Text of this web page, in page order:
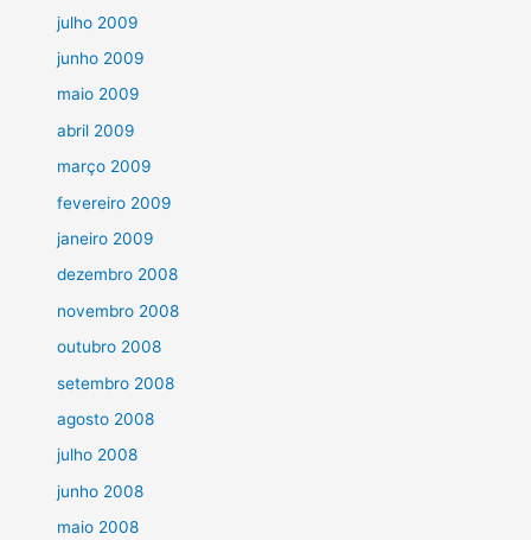
julho 2009
junho 2009
maio 2009
abril 2009
março 2009
fevereiro 2009
janeiro 2009
dezembro 2008
novembro 2008
outubro 2008
setembro 2008
agosto 2008
julho 2008
junho 2008
maio 2008